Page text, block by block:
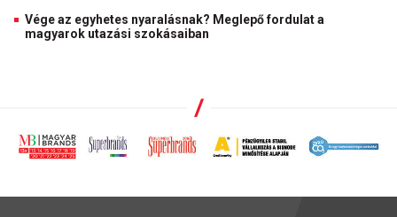
Vége az egyhetes nyaralásnak? Meglepő fordulat a
magyarok utazási szokásaiban